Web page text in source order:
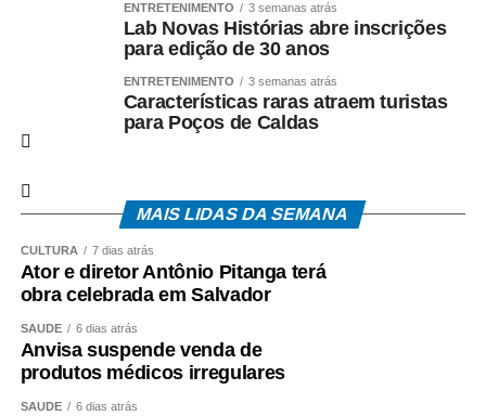
ENTRETENIMENTO 3 semanas atrás
Lab Novas Histórias abre inscrições
para edição de 30 anos
ENTRETENIMENTO 3 semanas atrás
Características raras atraem turistas
para Poços de Caldas
MAIS LIDAS DA SEMANA
CULTURA 7 dias atrás
Ator e diretor Antônio Pitanga terá
obra celebrada em Salvador
SAÚDE 6 dias atrás
Anvisa suspende venda de
produtos médicos irregulares
SAÚDE 6 dias atrás